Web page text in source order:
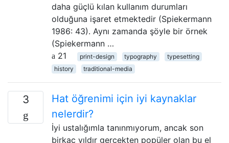
daha güçlü kılan kullanım durumları
olduğuna işaret etmektedir (Spiekermann
1986: 43). Aynı zamanda şöyle bir örnek
(Spiekermann …
21
print-design typography
typesetting
history
traditional-media
3
Hat öğrenimi için iyi kaynaklar
nelerdir?
İyi ustalığımla tanınmıyorum, ancak son
birkaç yıldır gerçekten popüler olan bu el